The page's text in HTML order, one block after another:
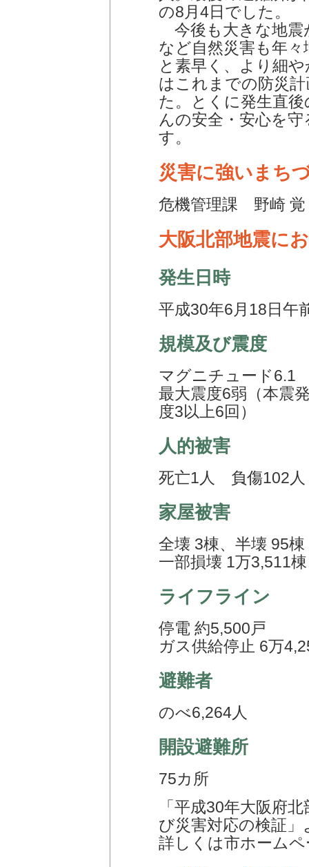
の8月4日でした。
今後も大きな地震
など自然災害も年
と素早く、より細
はこれまでの防災
た。とくに発生直
んの安全・安心を
す。
災害に強いまち
危機管理課 野崎 覚
大阪北部地震に
発生日時
平成30年6月18日午
規模及び震度
マグニチュード6.1
最大震度6弱（本震
度3以上6回）
人的被害
死亡1人 負傷102人
家屋被害
全壊 3棟、半壊 95棟
一部損壊 1万3,511棟
ライフライン
停電 約5,500戸
ガス供給停止 6万
避難者
のべ6,264人
開設避難所
75カ所
「平成30年大阪府
び災害対応の検証」
詳しくは市ホーム